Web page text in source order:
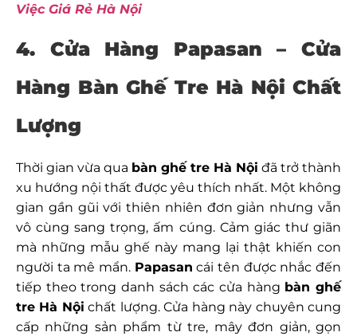
Việc Giá Rẻ Hà Nội
4. Cửa Hàng Papasan – Cửa
Hàng Bàn Ghế Tre Hà Nội Chất
Lượng
Thời gian vừa qua bàn ghế tre Hà Nội đã trở thành
xu hướng nội thất được yêu thích nhất. Một không
gian gần gũi với thiên nhiên đơn giản nhưng vẫn
vô cùng sang trọng, ấm cúng. Cảm giác thư giãn
mà những mẫu ghế này mang lại thật khiến con
người ta mê mẩn. Papasan cái tên được nhắc đến
tiếp theo trong danh sách các cửa hàng bàn ghế
tre Hà Nội chất lượng. Cửa hàng này chuyên cung
cấp những sản phẩm từ tre, mây đơn giản, gọn